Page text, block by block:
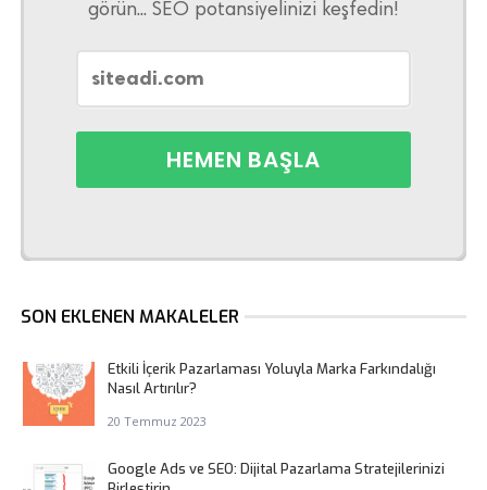
görün... SEO potansiyelinizi keşfedin!
SON EKLENEN MAKALELER
Etkili İçerik Pazarlaması Yoluyla Marka Farkındalığı
Nasıl Artırılır?
20 Temmuz 2023
Google Ads ve SEO: Dijital Pazarlama Stratejilerinizi